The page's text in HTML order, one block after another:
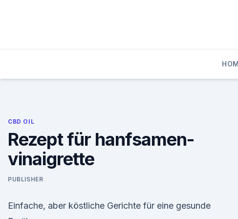
CBD OIL
Rezept für hanfsamen-
vinaigrette
PUBLISHER
Einfache, aber köstliche Gerichte für eine gesunde